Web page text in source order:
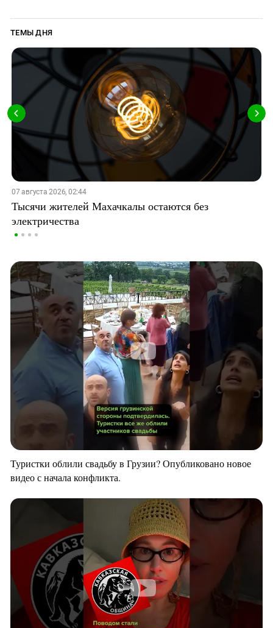
ТЕМЫ ДНЯ
07 августа 2026, 02:44
Тысячи жителей Махачкалы остаются без
электричества
Туристки облили свадьбу в Грузии? Опубликовано новое
видео с начала конфликта.